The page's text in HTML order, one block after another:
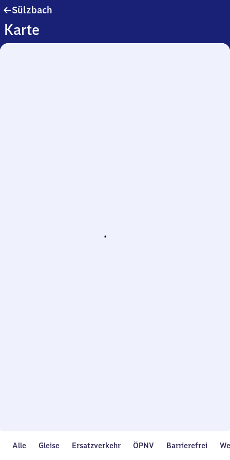
Sülzbach
Karte
Alle Gleise Ersatzverkehr ÖPNV Barrierefrei